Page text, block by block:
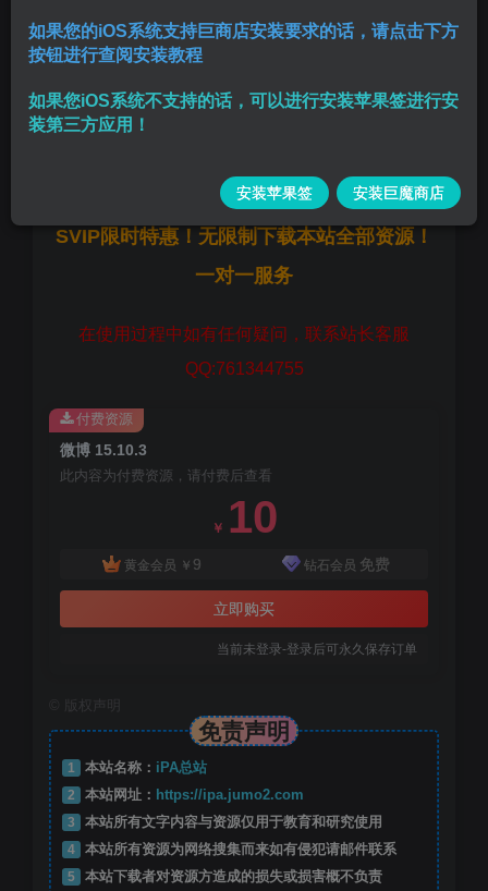
净化广告
版本:15.10.3
SVIP限时特惠！无限制下载本站全部资源！
一对一服务
在使用过程中如有任何疑问，联系站长客服
QQ:761344755
微博 15.10.3
此内容为付费资源，请付费后查看
￥ 10
黄金会员 ￥ 9 钻石会员 免费
立即购买
当前未登录-登录后可永久保存订单
付费资源
版权声明
免责声明
1 本站名称： iPA总站
2
本站网址： https://ipa.jumo2.com
3
本站所有文字内容与资源仅用于教育和研究使用
4
本站所有资源为网络搜集而来如有侵犯请邮件联系
5
本站下载者对资源方造成的损失或损害概不负责
如果您的iOS系统支持巨商店安装要求的话，请点击下方
按钮进行查阅安装教程
如果您iOS系统不支持的话，可以进行安装苹果签进行安
装第三方应用！
安装苹果签 安装巨魔商店